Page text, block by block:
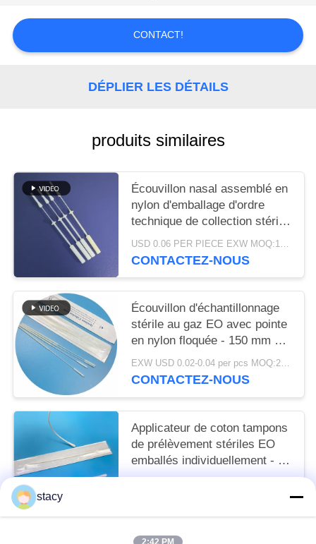
DU
SITE
CONTACT!
DÉPLIER LES DÉTAILS
produits similaires
Écouvillon nasal assemblé en
nylon d'emballage d'ordre
technique de collection stérile
jetable individuelle témoin
CONTACTEZ-NOUS
Écouvillon d'échantillonnage
stérile au gaz EO avec pointe
en nylon floquée - 150 mm de
long, conception avec point de
rupture, certifié CE pour les
EXW USD 0.02-0.04 per pcs MOQ:2000 pièces
CONTACTEZ-NOUS
Applicateur de coton tampons
de prélèvement stériles EO
emballés individuellement - 6
pouces avec poignée PP,
stacy
2:42 PM